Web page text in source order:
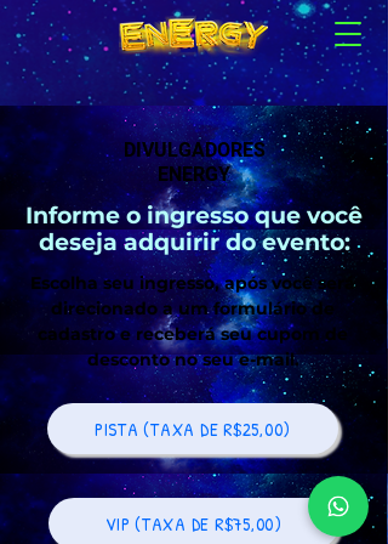
PISTA (TAXA DE R$25,00)
DIVULGADORES
ENERGY
Informe o ingresso que você
deseja adquirir do evento:
Escolha seu ingresso, após você será
direcionado a um formulário de
cadastro e receberá seu cupom de
desconto no seu e-mail.
VIP (TAXA DE R$75,00)